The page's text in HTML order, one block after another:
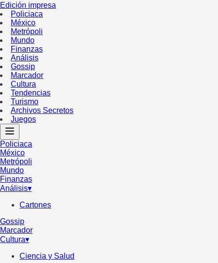
Edición impresa
Policiaca
México
Metrópoli
Mundo
Finanzas
Análisis
Gossip
Marcador
Cultura
Tendencias
Turismo
Archivos Secretos
Juegos
Policiaca
México
Metrópoli
Mundo
Finanzas
Análisis▾
Cartones
Gossip
Marcador
Cultura▾
Ciencia y Salud